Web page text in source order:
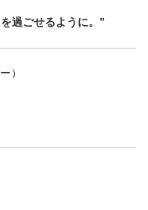
過ごせるように。”
）